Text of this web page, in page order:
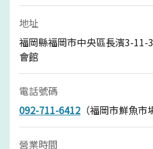
地址
福岡縣福岡市中央區長濱3-11-
會館
電話號碼
092-711-6412 （福岡市鮮魚市
營業時間